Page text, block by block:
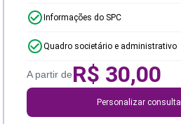
Informações do SPC
Quadro societário e administrativo
A partir deR$ 30,00
Personalizar consulta